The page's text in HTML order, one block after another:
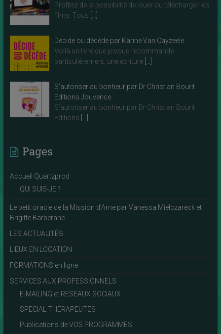
Profitez de la possibilité de louer ou télécharger les
films. Tous […]
Décide ou décède par Karine Van Cayzeele
Voilà un livre que je vous recommande
particulièrement, une écriture […]
S’autoriser au bonheur par Dr Christian Bourit
Editions Jouvence
S’autoriser au bonheur par Dr Christian Bourit
Editions […]
Pages
Accueil Quartzprod
QUI SUIS-JE ?
Le petit oracle de la Mission d’Ame par Vanessa Mielczareck et
Brigitte Barberane
LES ACTUALITÉS
LIEUX EN LOCATION
FORMATIONS en ligne
SERVICES AUX PROFESSIONNELS
E-MAILING et RESEAUX SOCIAUX
SPECIAL THERAPEUTES
Publications de VOS PROGRAMMES